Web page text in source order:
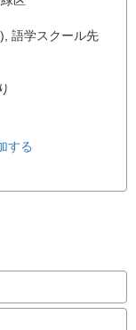
語学スクール先
する